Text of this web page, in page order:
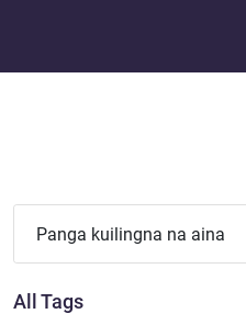
Panga kuilingna na aina
All Tags